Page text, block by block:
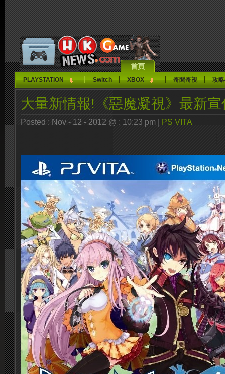
首頁
PLAYSTATION Switch XBOX 奇聞奇視 攻
大量新情報!《惡魔凝視》最新
Posted : Nov - 12 - 2012 @ : 10:23 pm | PS VITA